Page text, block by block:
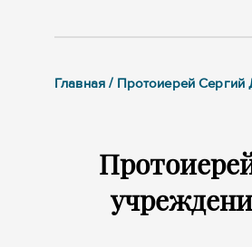
Главная / Протоиерей